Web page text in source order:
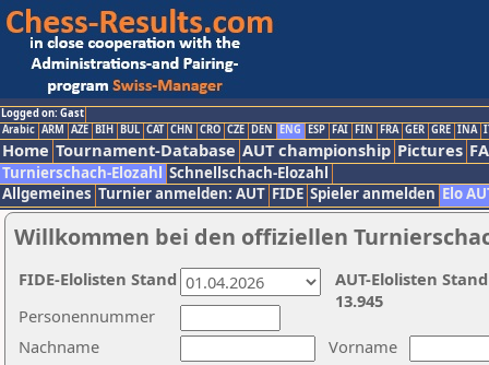
Logged on: Gast
Arabic ARM AZE BIH BUL CAT CHN CRO CZE DEN ENG ESP FAI FIN FRA GER GRE INA
Home Tournament-Database AUT championship Pictures
Turnierschach-Elozahl Schnellschach-Elozahl
Allgemeines Turnier anmelden: AUT FIDE Spieler anmelden Elo
Willkommen bei den offiziellen
Nachname
Vorname
Personennummer
AUT-Elolisten
13.945
FIDE-Elolisten Stand